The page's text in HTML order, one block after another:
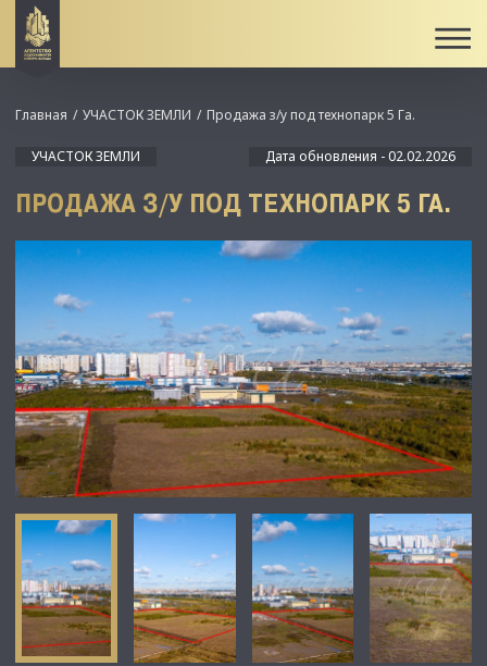
Главная УЧАСТОК ЗЕМЛИ Продажа з/у под технопарк 5 Га.
УЧАСТОК ЗЕМЛИ Дата обновления - 02.02.2026
ПРОДАЖА З/У ПОД ТЕХНОПАРК 5 ГА.